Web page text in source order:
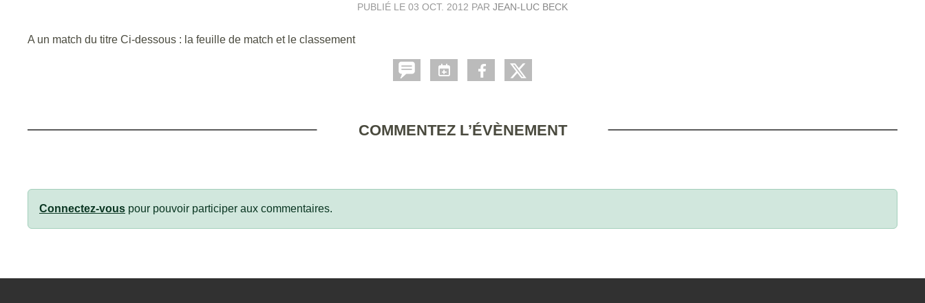
PUBLIÉ LE 03 OCT. 2012 PAR JEAN-LUC BECK
A un match du titre Ci-dessous : la feuille de match et le classement
COMMENTEZ L’ÉVÈNEMENT
Connectez-vous pour pouvoir participer aux commentaires.